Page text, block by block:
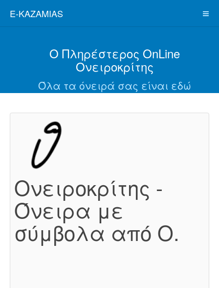
E-KAZAMIAS
Ο Πληρέστερος OnLine
Ονειροκρίτης
Όλα τα όνειρά σας είναι εδώ
Ονειροκρίτης -
Όνειρα με
σύμβολα από Ο.